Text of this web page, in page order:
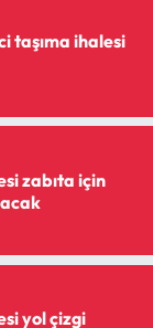
taşıma ihalesi
zabıta için
yol çizgi